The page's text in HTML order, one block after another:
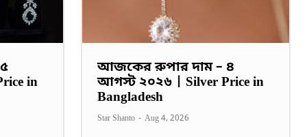
in
আজকের রুপার দাম – ৪
আগস্ট ২০২৬ | Silver Price in
Bangladesh
Star Shanto - Aug 4, 2026